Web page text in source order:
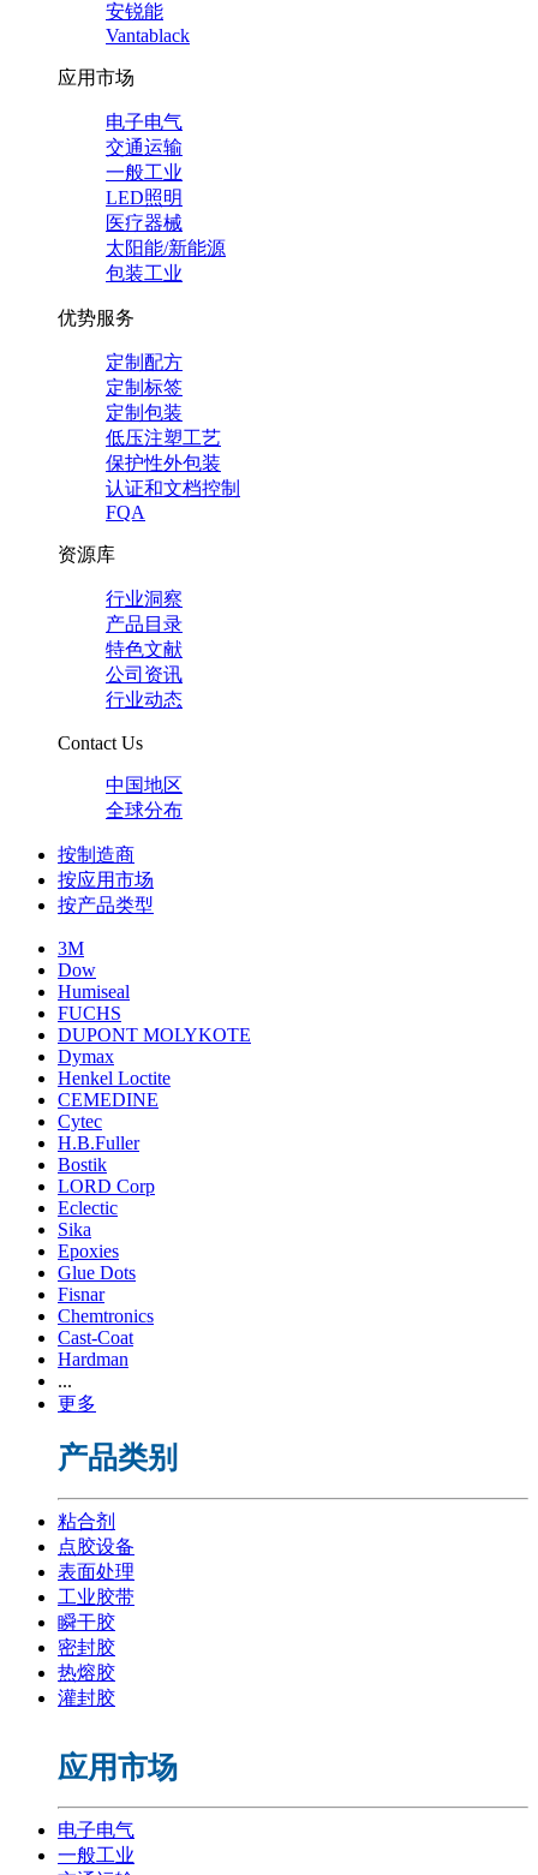
安锐能
Vantablack
应用市场
电子电气
交通运输
一般工业
LED照明
医疗器械
太阳能/新能源
包装工业
优势服务
定制配方
定制标签
定制包装
低压注塑工艺
保护性外包装
认证和文档控制
FQA
资源库
行业洞察
产品目录
特色文献
公司资讯
行业动态
Contact Us
中国地区
全球分布
按制造商
按应用市场
按产品类型
3M
Dow
Humiseal
FUCHS
DUPONT MOLYKOTE
Dymax
Henkel Loctite
CEMEDINE
Cytec
H.B.Fuller
Bostik
LORD Corp
Eclectic
Sika
Epoxies
Glue Dots
Fisnar
Chemtronics
Cast-Coat
Hardman
...
更多
产品类别
粘合剂
点胶设备
表面处理
工业胶带
瞬干胶
密封胶
热熔胶
灌封胶
应用市场
电子电气
一般工业